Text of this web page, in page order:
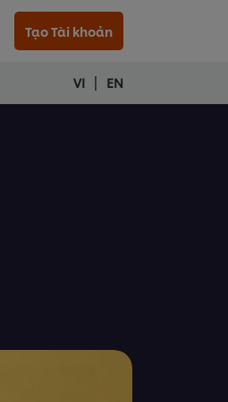
Tạo Tài khoản
VI | EN